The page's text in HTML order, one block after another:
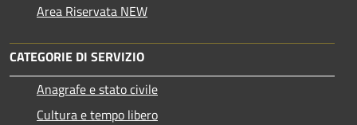
Area Riservata NEW
CATEGORIE DI SERVIZIO
Anagrafe e stato civile
Cultura e tempo libero